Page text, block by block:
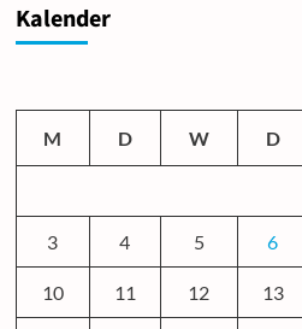
Kalender
M D W D
3 4 5 6
10 11 12 13